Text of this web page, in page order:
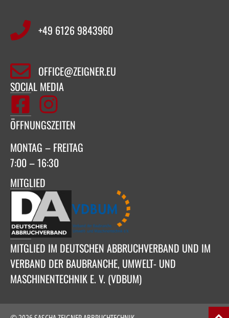
+49 6126 9843960‬
OFFICE@ZEIGNER.EU
SOCIAL MEDIA
ÖFFNUNGSZEITEN
MONTAG – FREITAG
7:00 – 16:30
MITGLIED
MITGLIED IM DEUTSCHEN ABBRUCHVERBAND UND IM
VERBAND DER BAUBRANCHE, UMWELT- UND
MASCHINENTECHNIK E. V. (VDBUM)